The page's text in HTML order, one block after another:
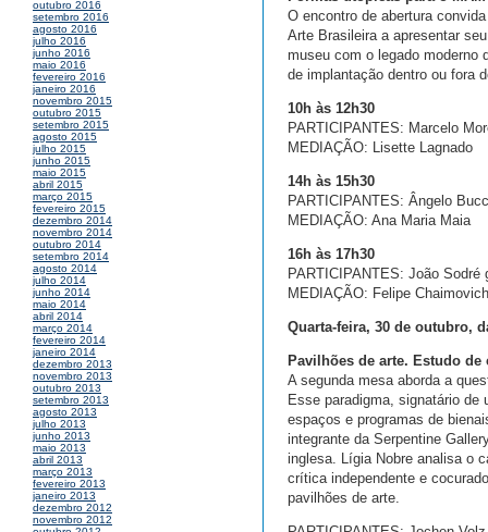
outubro 2016
setembro 2016
agosto 2016
julho 2016
junho 2016
maio 2016
fevereiro 2016
janeiro 2016
novembro 2015
outubro 2015
setembro 2015
agosto 2015
julho 2015
junho 2015
maio 2015
abril 2015
março 2015
fevereiro 2015
dezembro 2014
novembro 2014
outubro 2014
setembro 2014
agosto 2014
julho 2014
junho 2014
maio 2014
abril 2014
março 2014
fevereiro 2014
janeiro 2014
dezembro 2013
novembro 2013
outubro 2013
setembro 2013
agosto 2013
julho 2013
junho 2013
maio 2013
abril 2013
março 2013
fevereiro 2013
janeiro 2013
dezembro 2012
novembro 2012
O encontro de abertura
Arte Brasileira a apresentar
museu com o legado moderno
de implantação dentro ou fora
10h às 12h30
PARTICIPANTES: Marcelo
MEDIAÇÃO: Lisette Lagnado
14h às 15h30
PARTICIPANTES: Ângelo
MEDIAÇÃO: Ana Maria Maia
16h às 17h30
PARTICIPANTES: João
MEDIAÇÃO: Felipe Chaimovich
Quarta-feira, 30 de outubro,
Pavilhões de arte. Estudo
A segunda mesa aborda a
Esse paradigma, signatário de
espaços e programas de
integrante da Serpentine
inglesa. Lígia Nobre analisa o
crítica independente e
pavilhões de arte.